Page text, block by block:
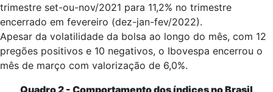
trimestre set-ou-nov/2021 para 11,2% no trimestre
encerrado em fevereiro (dez-jan-fev/2022).
Apesar da volatilidade da bolsa ao longo do mês, com 12
pregões positivos e 10 negativos, o Ibovespa encerrou o
mês de março com valorização de 6,0%.